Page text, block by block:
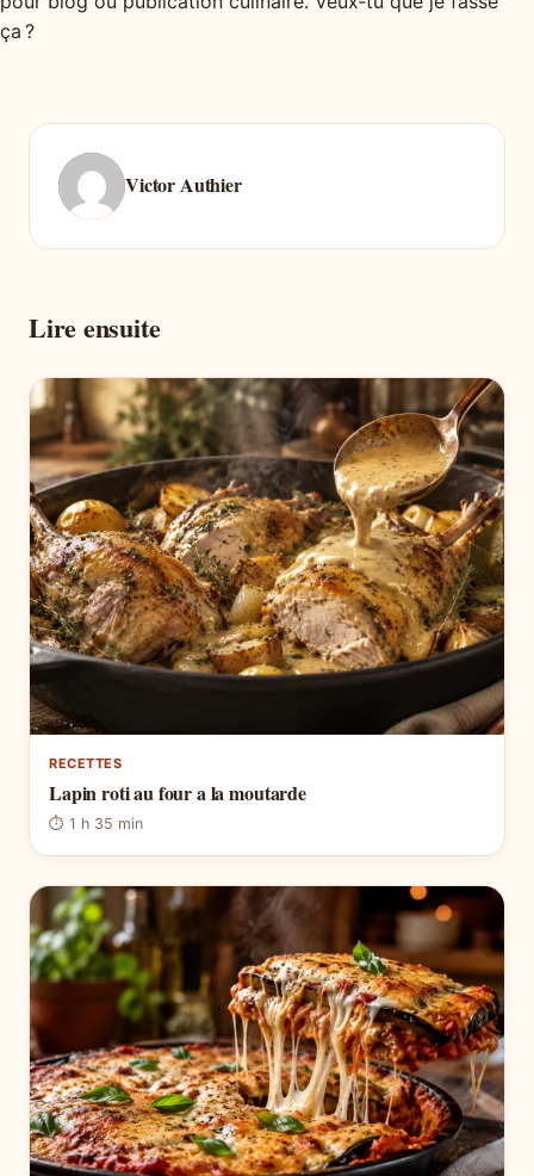
ça ?
Victor Authier
Lire ensuite
RECETTES
Lapin roti au four a la moutarde
⏱ 1 h 35 min